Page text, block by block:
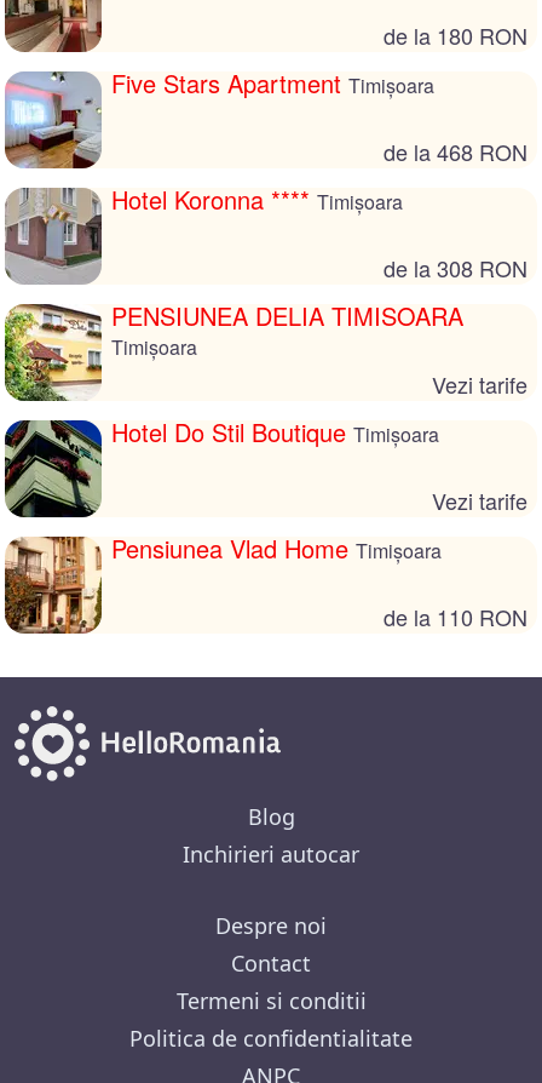
de la 180 RON
Five Stars Apartment Timișoara
de la 468 RON
Hotel Koronna **** Timișoara
de la 308 RON
PENSIUNEA DELIA TIMISOARA
Timișoara
Vezi tarife
Hotel Do Stil Boutique Timișoara
Vezi tarife
Pensiunea Vlad Home Timișoara
de la 110 RON
Blog
Inchirieri autocar
Despre noi
Contact
Termeni si conditii
Politica de confidentialitate
ANPC